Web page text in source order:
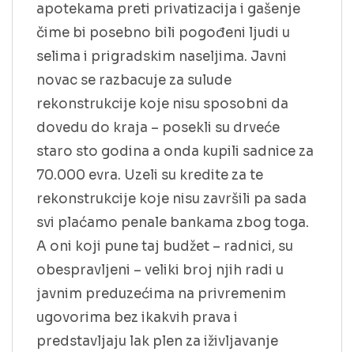
apotekama preti privatizacija i gašenje
čime bi posebno bili pogođeni ljudi u
selima i prigradskim naseljima. Javni
novac se razbacuje za sulude
rekonstrukcije koje nisu sposobni da
dovedu do kraja – posekli su drveće
staro sto godina a onda kupili sadnice za
70.000 evra. Uzeli su kredite za te
rekonstrukcije koje nisu završili pa sada
svi plaćamo penale bankama zbog toga.
A oni koji pune taj budžet – radnici, su
obespravljeni – veliki broj njih radi u
javnim preduzećima na privremenim
ugovorima bez ikakvih prava i
predstavljaju lak plen za iživljavanje